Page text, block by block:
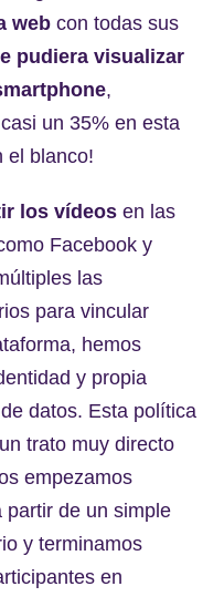
web con todas sus
pudiera visualizar
,
un 35% en esta
el blanco!
los vídeos en las
Facebook y
las
para vincular
hemos
y propia
datos. Esta política
trato muy directo
empezamos
partir de un simple
y terminamos
en